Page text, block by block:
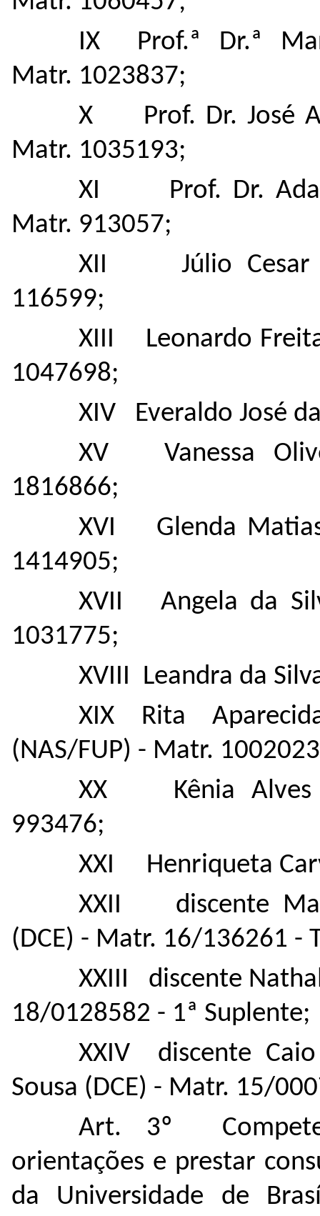
IX Prof.ª Dr.ª
Matr. 1023837;
X Prof. Dr. José
Matr. 1035193;
XI Prof. Dr.
Matr. 913057;
XII Júlio Cesar
116599;
XIII Leonardo
1047698;
XIV Everaldo José
XV Vanessa
1816866;
XVI Glenda Matias
1414905;
XVII Angela da
1031775;
XVIII Leandra da
XIX Rita
(NAS/FUP) - Matr.
XX Kênia Alves
993476;
XXI Henriqueta
XXII discente
(DCE) - Matr. 16/136261 -
XXIII discente
18/0128582 - 1ª Suplente;
XXIV discente
Sousa (DCE) - Matr. 15/
Art. 3º
orientações e prestar
da Universidade de